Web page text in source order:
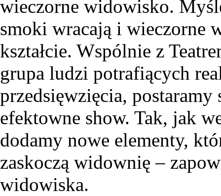
wieczorne widowisko.
smoki wracają i wieczorne
kształcie. Wspólnie z
grupa ludzi potrafiących
przedsięwzięcia,
efektowne show. Tak, jak
dodamy nowe elementy,
zaskoczą widownię –
widowiska.